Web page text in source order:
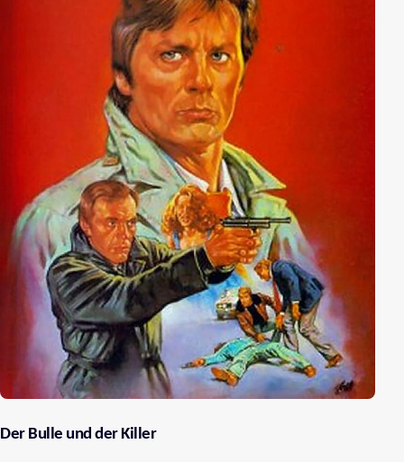
Der Bulle und der Killer